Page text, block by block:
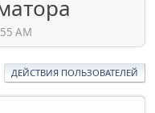
AM
ДЕЙСТВИЯ ПОЛЬЗОВАТЕЛЕЙ